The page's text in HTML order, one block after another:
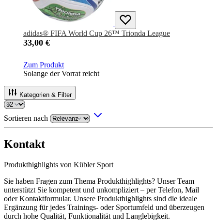
adidas® FIFA World Cup 26™ Trionda League
33,00 €
Zum Produkt
Solange der Vorrat reicht
Kategorien & Filter
Sortieren nach
Kontakt
Produkthighlights von Kübler Sport
Sie haben Fragen zum Thema Produkthighlights? Unser Team
unterstützt Sie kompetent und unkompliziert – per Telefon, Mail
oder Kontaktformular. Unsere Produkthighlights sind die ideale
Ergänzung für jedes Trainings- oder Sportumfeld und überzeugen
durch hohe Qualität, Funktionalität und Langlebigkeit.